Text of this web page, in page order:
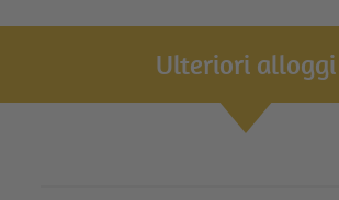
Ulteriori alloggi